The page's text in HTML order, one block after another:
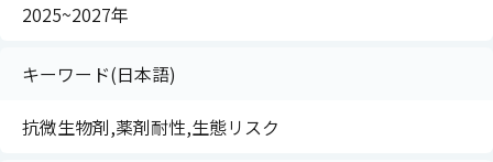
2025~2027年
キーワード(日本語)
抗微生物剤,薬剤耐性,生態リスク